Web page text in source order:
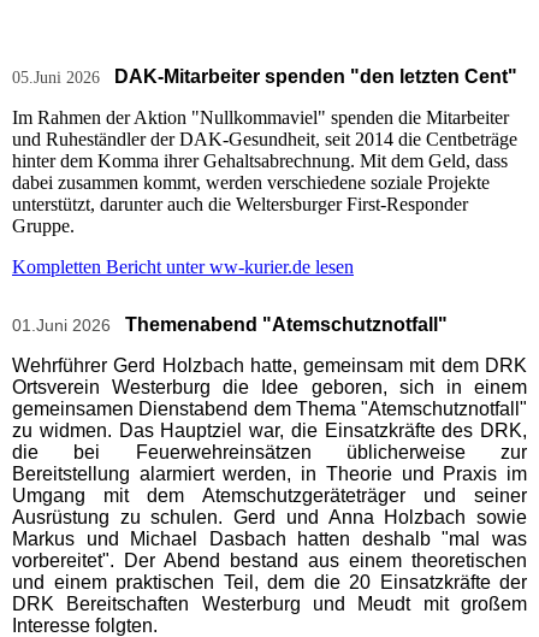
05.Juni 2026
DAK-Mitarbeiter spenden "den letzten Cent"
Im Rahmen der Aktion "Nullkommaviel" spenden die Mitarbeiter
und Ruheständler der DAK-Gesundheit, seit 2014 die Centbeträge
hinter dem Komma ihrer Gehaltsabrechnung. Mit dem Geld, dass
dabei zusammen kommt, werden verschiedene soziale Projekte
unterstützt, darunter auch die Weltersburger First-Responder
Gruppe.
Kompletten Bericht unter ww-kurier.de lesen
01.Juni 2026 Themenabend "Atemschutznotfall"
Wehrführer Gerd Holzbach hatte, gemeinsam mit dem DRK
Ortsverein Westerburg die Idee geboren, sich in einem
gemeinsamen Dienstabend dem Thema "Atemschutznotfall"
zu widmen. Das Hauptziel war, die Einsatzkräfte des DRK,
die bei Feuerwehreinsätzen üblicherweise zur
Bereitstellung alarmiert werden, in Theorie und Praxis im
Umgang mit dem Atemschutzgeräteträger und seiner
Ausrüstung zu schulen. Gerd und Anna Holzbach sowie
Markus und Michael Dasbach hatten deshalb "mal was
vorbereitet". Der Abend bestand aus einem theoretischen
und einem praktischen Teil, dem die 20 Einsatzkräfte der
DRK Bereitschaften Westerburg und Meudt mit großem
Interesse folgten.